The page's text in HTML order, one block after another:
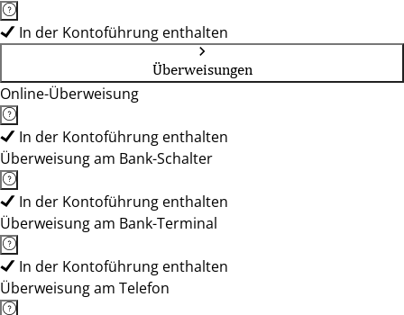
In der Kontoführung enthalten
Überweisungen
Online-Überweisung
In der Kontoführung enthalten
Überweisung am Bank-Schalter
In der Kontoführung enthalten
Überweisung am Bank-Terminal
In der Kontoführung enthalten
Überweisung am Telefon